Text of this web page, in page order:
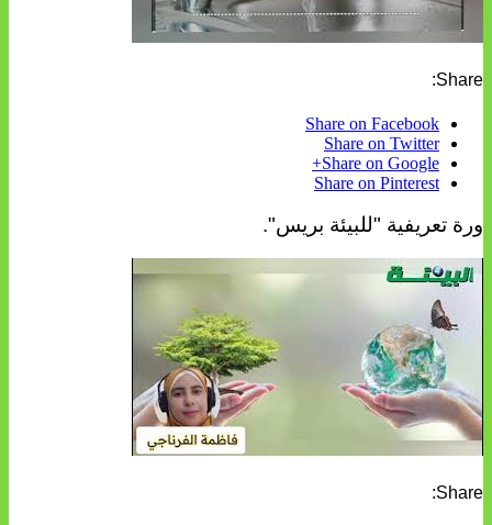
Share:
Share on Facebook
Share on Twitter
Share on Google+
Share on Pinterest
ورة تعريفية "للبيئة بريس".
Share: